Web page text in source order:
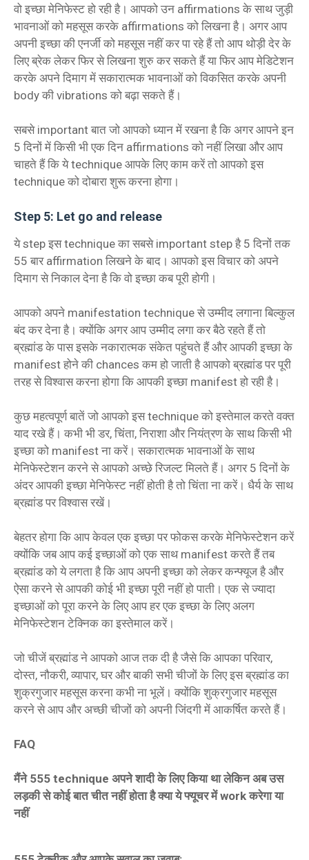
वो इच्छा मेनिफेस्ट हो रही है। आपको उन affirmations के साथ जुड़ी
भावनाओं को महसूस करके affirmations को लिखना है। अगर आप
अपनी इच्छा की एनर्जी को महसूस नहीं कर पा रहे हैं तो आप थोड़ी देर के
लिए ब्रेक लेकर फिर से लिखना शुरु कर सकते हैं या फिर आप मेडिटेशन
करके अपने दिमाग में सकारात्मक भावनाओं को विकसित करके अपनी
body की vibrations को बढ़ा सकते हैं।
सबसे important बात जो आपको ध्यान में रखना है कि अगर आपने इन
5 दिनों में किसी भी एक दिन affirmations को नहीं लिखा और आप
चाहते हैं कि ये technique आपके लिए काम करें तो आपको इस
technique को दोबारा शुरू करना होगा।
Step 5: Let go and release
ये step इस technique का सबसे important step है 5 दिनों तक
55 बार affirmation लिखने के बाद। आपको इस विचार को अपने
दिमाग से निकाल देना है कि वो इच्छा कब पूरी होगी।
आपको अपने manifestation technique से उम्मीद लगाना बिल्कुल
बंद कर देना है। क्योंकि अगर आप उम्मीद लगा कर बैठे रहते हैं तो
ब्रह्मांड के पास इसके नकारात्मक संकेत पहुंचते हैं और आपकी इच्छा के
manifest होने की chances कम हो जाती है आपको ब्रह्मांड पर पूरी
तरह से विश्वास करना होगा कि आपकी इच्छा manifest हो रही है।
कुछ महत्वपूर्ण बातें जो आपको इस technique को इस्तेमाल करते वक्त
याद रखे हैं। कभी भी डर, चिंता, निराशा और नियंत्रण के साथ किसी भी
इच्छा को manifest ना करें। सकारात्मक भावनाओं के साथ
मेनिफेस्टेशन करने से आपको अच्छे रिजल्ट मिलते हैं। अगर 5 दिनों के
अंदर आपकी इच्छा मेनिफेस्ट नहीं होती है तो चिंता ना करें। धैर्य के साथ
ब्रह्मांड पर विश्वास रखें।
बेहतर होगा कि आप केवल एक इच्छा पर फोकस करके मेनिफेस्टेशन करें
क्योंकि जब आप कई इच्छाओं को एक साथ manifest करते हैं तब
ब्रह्मांड को ये लगता है कि आप अपनी इच्छा को लेकर कन्फ्यूज है और
ऐसा करने से आपकी कोई भी इच्छा पूरी नहीं हो पाती। एक से ज्यादा
इच्छाओं को पूरा करने के लिए आप हर एक इच्छा के लिए अलग
मेनिफेस्टेशन टेक्निक का इस्तेमाल करें।
जो चीजें ब्रह्मांड ने आपको आज तक दी है जैसे कि आपका परिवार,
दोस्त, नौकरी, व्यापार, घर और बाकी सभी चीजों के लिए इस ब्रह्मांड का
शुक्रगुजार महसूस करना कभी ना भूलें। क्योंकि शुक्रगुजार महसूस
करने से आप और अच्छी चीजों को अपनी जिंदगी में आकर्षित करते हैं।
FAQ
मैंने 555 technique अपने शादी के लिए किया था लेकिन अब उस
लड़की से कोई बात चीत नहीं होता है क्या ये फ्यूचर में work करेगा या
नहीं